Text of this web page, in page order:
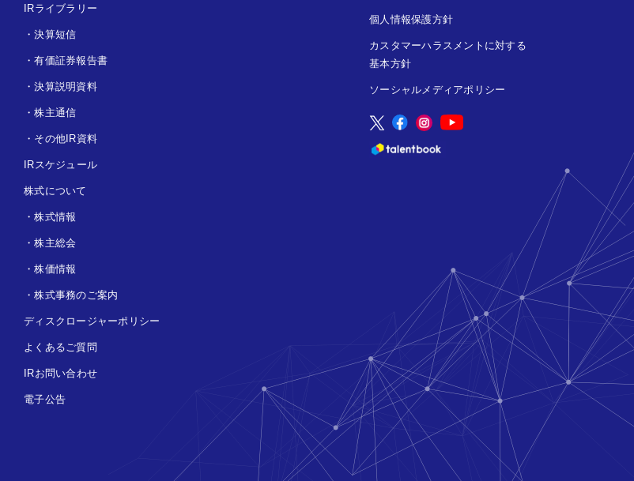
IRライブラリー
・決算短信
・有価証券報告書
・決算説明資料
・株主通信
・ その他IR資料
IRスケジュール
株式について
・株式情報
・株主総会
・株価情報
・株式事務のご案内
ディスクロージャーポリシー
よくあるご質問
IRお問い合わせ
電子公告
個人情報保護方針
カスタマーハラスメントに対する
基本方針
ソーシャルメディアポリシー